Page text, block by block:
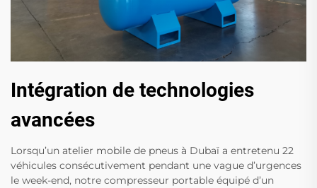
Intégration de technologies
avancées
Lorsqu’un atelier mobile de pneus à Dubaï a entretenu 22
véhicules consécutivement pendant une vague d’urgences
le week-end, notre compresseur portable équipé d’un